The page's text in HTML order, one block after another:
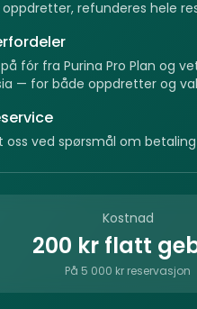
oppdretter, refunderes hele
fór fra Purina Pro Plan og
— for både oppdretter og
oss ved spørsmål om betaling
Kostnad
200 kr flatt
På 5 000 kr reservasjon